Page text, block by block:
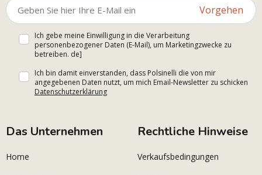
Vorgehen
Ich gebe meine Einwilligung in die Verarbeitung
personenbezogener Daten (E-Mail), um Marketingzwecke zu
betreiben. de]
Ich bin damit einverstanden, dass Polsinelli die von mir
angegebenen Daten nutzt, um mich Email-Newsletter zu schicken
Datenschutzerklärung
Das Unternehmen
Home
Rechtliche Hinweise
Verkaufsbedingungen